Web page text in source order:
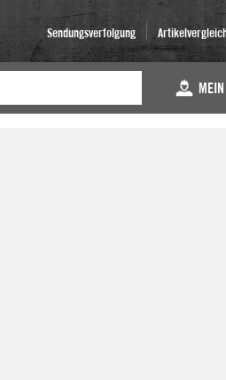
Sendungsverfolgung
MEIN